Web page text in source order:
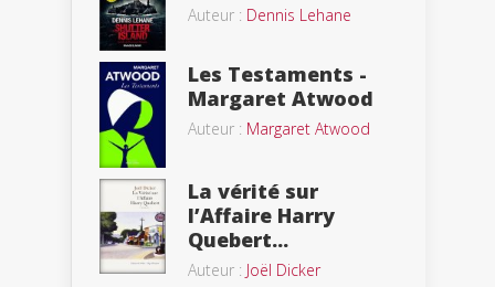
Auteur : Dennis Lehane
Les Testaments -
Margaret Atwood
Auteur : Margaret Atwood
La vérité sur
l’Affaire Harry
Quebert...
Auteur : Joël Dicker